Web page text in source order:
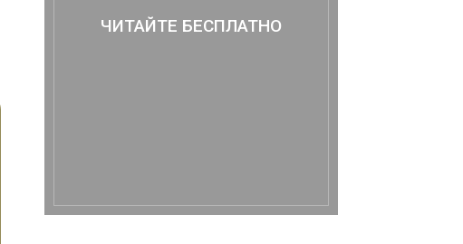
ЧИТАЙТЕ БЕСПЛАТНО